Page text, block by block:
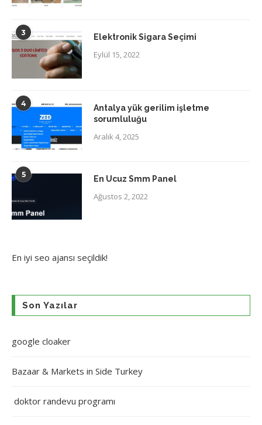
3 Elektronik Sigara Seçimi
Eylül 15, 2022
4
Antalya yük gerilim işletme
sorumluluğu
Aralık 4, 2025
5 En Ucuz Smm Panel
Ağustos 2, 2022
En iyi seo ajansı seçildik!
Son Yazılar
google cloaker
Bazaar & Markets in Side Turkey
doktor randevu programı